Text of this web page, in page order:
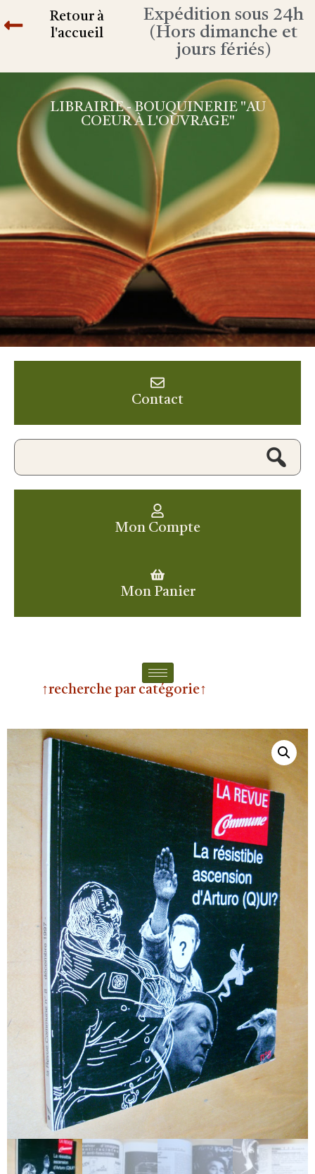
Retour à
l'accueil
Expédition sous 24h
(Hors dimanche et
jours fériés)
LIBRAIRIE - BOUQUINERIE "AU
COEUR À L'OUVRAGE"
Contact
Mon Compte
Mon Panier
↑recherche par catégorie↑